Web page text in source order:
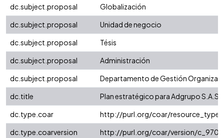
dc.subject.proposal
Globalización
dc.subject.proposal
Unidad de negocio
dc.subject.proposal
Tésis
dc.subject.proposal
Administración
dc.subject.proposal
Departamento de Gestión
dc.title
Plan estratégico para Adgrupo S.A.S
dc.type.coar
http://purl.org/coar/resource_type/
dc.type.coarversion
http://purl.org/coar/version/